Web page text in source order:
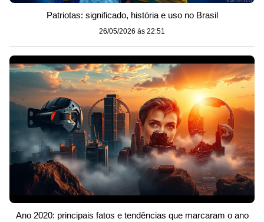
Patriotas: significado, história e uso no Brasil
26/05/2026 às 22:51
Ano 2020: principais fatos e tendências que marcaram o ano